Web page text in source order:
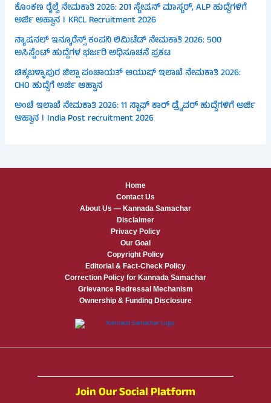
ಕೊಂಕಣ ರೈಲ್ವೆ ನೇಮಕಾತಿ 2026: 201 ಸ್ಟೇಷನ್ ಮಾಸ್ಟರ್, ALP ಹುದ್ದೆಗಳಿಗೆ
ಅರ್ಜಿ ಅಹ್ವಾನ । KRCL Recruitment 2026
ನ್ಯಾಷನಲ್ ಇನ್ಶೂರೆನ್ಸ್ ಕಂಪನಿ ಲಿಮಿಟೆಡ್ ನೇಮಕಾತಿ 2026: 500
ಅಸಿಸ್ಟೆಂಟ್ ಹುದ್ದೆಗಳ ಭರ್ಜರಿ ಅಧಿಸೂಚನೆ ಪ್ರಕಟ
ಚಿಕ್ಕಬಳ್ಳಾಪುರ ಜಿಲ್ಲಾ ಪಂಚಾಯತ್ ಆಯುಷ್ ಇಲಾಖೆ ನೇಮಕಾತಿ 2026:
CHO ಹುದ್ದೆಗೆ ಅರ್ಜಿ ಆಹ್ವಾನ
ಅಂಚೆ ಇಲಾಖೆ ನೇಮಕಾತಿ 2026: 11 ಸ್ಟಾಫ್ ಕಾರ್ ಡ್ರೈವರ್ ಹುದ್ದೆಗಳಿಗೆ ಅರ್ಜಿ
ಆಹ್ವಾನ । India Post recruitment 2026
Home
Contact Us
About Us — Kannada Samachar
Disclaimer
Privacy Policy
Our Goal
Copyright Policy
Editorial & Fact-Check Policy
Correction Policy for Kannada Samachar
Grievance Redressal Mechanism
Ownership & Funding Disclosure
Join Our Social Platform